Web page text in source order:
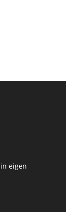
eigen